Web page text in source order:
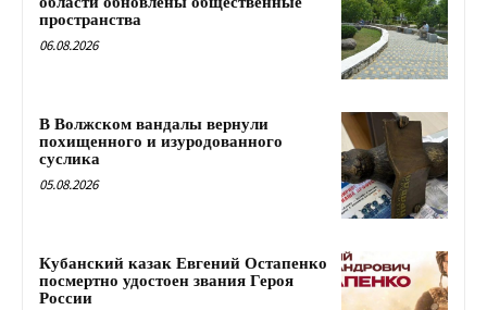
пространства
06.08.2026
В Волжском вандалы вернули
похищенного и изуродованного
суслика
05.08.2026
Кубанский казак Евгений Остапенко
посмертно удостоен звания Героя
России